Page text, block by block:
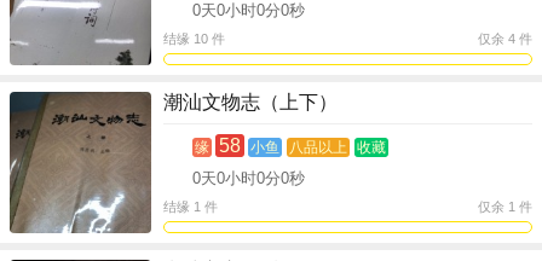
0天0小时0分0秒
仅余 4 件
结缘 10 件
潮汕文物志（上下）
缘 58 小鱼 八品以上 收藏
0天0小时0分0秒
仅余 1 件
结缘 1 件